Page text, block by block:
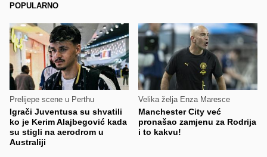
POPULARNO
Prelijepe scene u Perthu
Igrači Juventusa su shvatili
ko je Kerim Alajbegović kada
su stigli na aerodrom u
Australiji
Velika želja Enza Maresce
Manchester City već
pronašao zamjenu za Rodrija
i to kakvu!